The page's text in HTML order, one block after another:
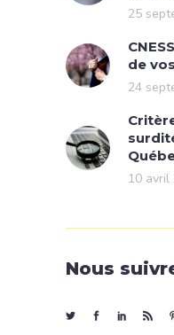
25
de
24
10 avril
Nous